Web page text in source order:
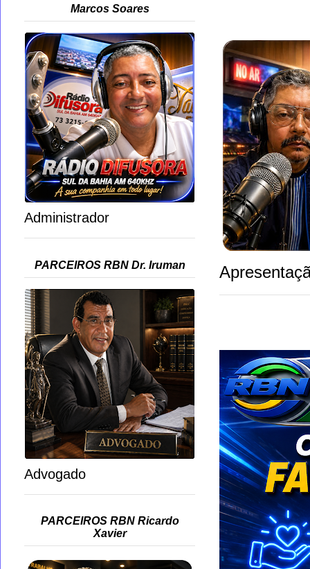
Marcos Soares
Administrador
PARCEIROS RBN Dr. Iruman
Advogado
PARCEIROS RBN Ricardo
Xavier